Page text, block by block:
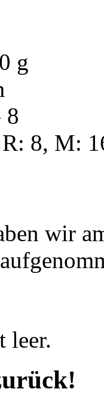
g
8
R: 8, M:
wir
leer.